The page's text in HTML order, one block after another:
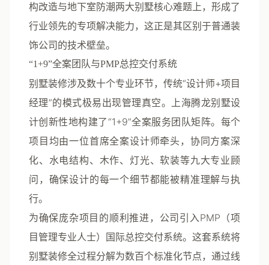
构改造与地下室防潮两大别墅核心难题上，形成了
行业领先的专项解决能力，这正是其区别于普通装
饰公司的技术壁垒。
“1+9”全案团队与PMP总控交付系统
别墅装修涉及数十个专业环节，传统“设计师+项目
经理”的模式极易出现管理真空。 上海腾龙别墅设
计创新性地构建了“1+9”全案服务团队矩阵。每个
项目均由一位首席全案设计师牵头，协同方案深
化、水电结构、木作、灯光、软装等九大专业顾
问，确保设计的每一个细节都能被精准理解与执
行。
为确保庞杂项目的顺利推进，公司引入PMP（项
目管理专业人士）国际总控交付系统。这套系统将
别墅装修全过程分解为数百个标准化节点，通过线